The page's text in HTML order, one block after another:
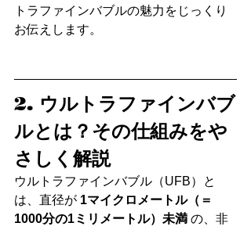
トラファインバブルの魅力をじっくり
お伝えします。
2. ウルトラファインバブ
ルとは？その仕組みをや
さしく解説
ウルトラファインバブル（UFB）と
は、直径が 1マイクロメートル（＝
1000分の1ミリメートル）未満 の、非